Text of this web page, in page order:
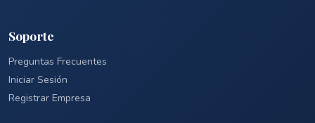
Soporte
Preguntas Frecuentes
Iniciar Sesión
Registrar Empresa